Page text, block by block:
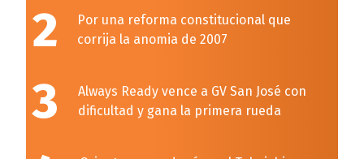
2
Por una reforma constitucional que
corrija la anomia de 2007
3
Always Ready vence a GV San José con
dificultad y gana la primera rueda